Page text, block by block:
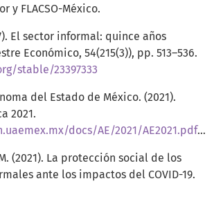
y FLACSO-México.
El sector informal: quince años
Económico, 54(215(3)), pp. 513–536.
stable/23397333
del Estado de México. (2021).
2021.
docs/AE/2021/AE2021.pdf#page=39
(2021). La protección social de los
ante los impactos del COVID-19.